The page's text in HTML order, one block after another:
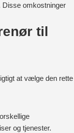
Disse omkostninger
til
at vælge den rette
og tjenester.